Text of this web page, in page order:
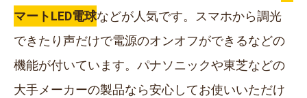
マートLED電球などが人気です。スマホから調光
できたり声だけで電源のオンオフができるなどの
機能が付いています。パナソニックや東芝などの
大手メーカーの製品なら安心してお使いいただけ